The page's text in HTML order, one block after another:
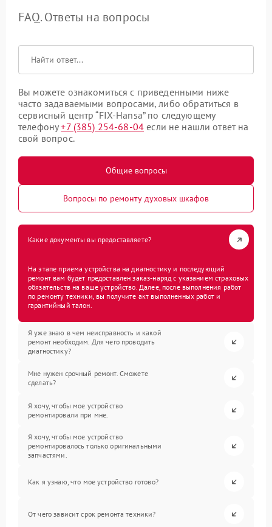
FAQ. Ответы на вопросы
Вы можете ознакомиться с приведенными ниже
часто задаваемыми вопросами, либо обратиться в
сервисный центр “FIX-Hansa” по следующему
телефону+7 (385) 254-68-04 если не нашли ответ на
свой вопрос.
Общие вопросы
Вопросы по ремонту духовых шкафов
Какие документы вы предоставляете?
На этапе приема устройства на диагностику и последующий
ремонт вам будет предоставлен заказ-наряд с указанием страховых
обязательств на ваше устройство. Далее, после выполнения работ
по ремонту техники, вы получите акт выполненных работ и
гарантийный талон.
Я уже знаю в чем неисправность и какой
ремонт необходим. Для чего проводить
диагностику?
Мне нужен срочный ремонт. Сможете
сделать?
Я хочу, чтобы мое устройство
ремонтировали при мне.
Я хочу, чтобы мое устройство
ремонтировалось только оригинальными
запчастями.
Как я узнаю, что мое устройство готово?
От чего зависит срок ремонта техники?